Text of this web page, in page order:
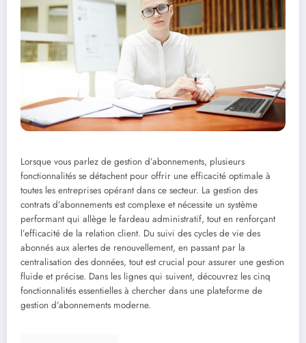
Lorsque vous parlez de gestion d’abonnements, plusieurs
fonctionnalités se détachent pour offrir une efficacité optimale à
toutes les entreprises opérant dans ce secteur. La gestion des
contrats d’abonnements est complexe et nécessite un système
performant qui allège le fardeau administratif, tout en renforçant
l’efficacité de la relation client. Du suivi des cycles de vie des
abonnés aux alertes de renouvellement, en passant par la
centralisation des données, tout est crucial pour assurer une gestion
fluide et précise. Dans les lignes qui suivent, découvrez les cinq
fonctionnalités essentielles à chercher dans une plateforme de
gestion d’abonnements moderne.